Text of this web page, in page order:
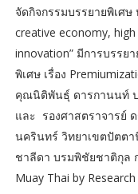
จัดกิจกรรมบรรยายพิเศษ
creative economy,
innovation” มีการบรรย
พิเศษ เรื่อง
คุณนิติพันธุ์ ดารกานนท์ ป
และ รองศาสตราจารย์
นครินทร์ วิทยาเขตปัตตา
ชาลีดา บรมพิชัยชาติกุล
Muay Thai by